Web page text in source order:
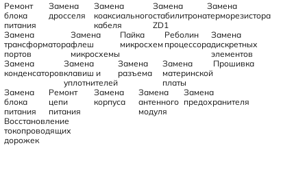
Ремонт
блока
питания
Замена
дросселя
Замена
коаксиального
кабеля
Замена
стабилитрона
ZD1
Замена
терморезистора
Замена
трансформатора
портов
Замена
флеш
микросхемы
Пайка
микросхем
Реболин
процессора
Замена
дискретных
элементов
Замена
конденсаторов
Замена
клавиш и
уплотнителей
Замена
разъема
Замена
материнской
платы
Прошивка
Замена
блока
питания
Ремонт
цепи
питания
Замена
корпуса
Замена
антенного
модуля
Замена
предохранителя
Восстановление
токопроводящих
дорожек